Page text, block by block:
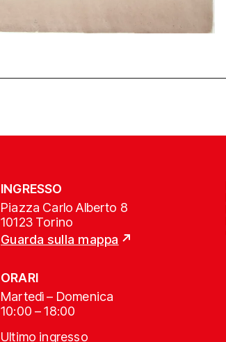
INGRESSO
Piazza Carlo Alberto 8
10123 Torino
Guarda sulla mappa
ORARI
Martedì – Domenica
10:00 – 18:00
Ultimo ingresso